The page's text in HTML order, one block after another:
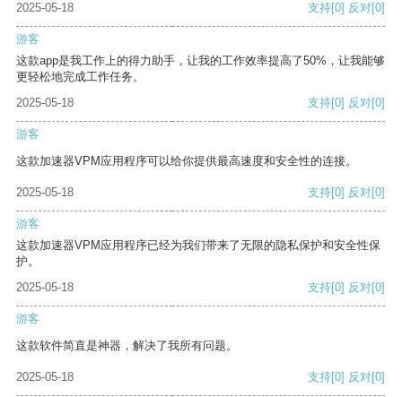
2025-05-18 支持[0] 反对[0]
游客
这款app是我工作上的得力助手，让我的工作效率提高了50%，让我能够
更轻松地完成工作任务。
2025-05-18
支持[0] 反对[0]
游客
这款加速器VPM应用程序可以给你提供最高速度和安全性的连接。
2025-05-18 支持[0] 反对[0]
游客
这款加速器VPM应用程序已经为我们带来了无限的隐私保护和安全性保
护。
2025-05-18
支持[0] 反对[0]
游客
这款软件简直是神器，解决了我所有问题。
2025-05-18 支持[0] 反对[0]